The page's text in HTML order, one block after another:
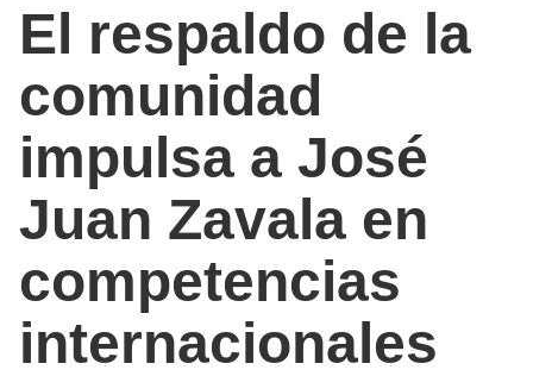
El respaldo de la
comunidad
impulsa a José
Juan Zavala en
competencias
internacionales